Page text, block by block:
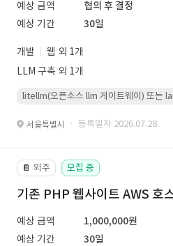
예상 금액
협의 후 결정
예상 기간
30일
개발
웹 외 1개
LLM 구축 외 1개
litellm(오픈소스 llm 게이트웨이) 또는
서울특별시 · 등록일자 2026.07.28.
📔 외주 모집 중
기존 PHP 웹사이트 AWS 호
예상 금액
1,000,000원
예상 기간
30일